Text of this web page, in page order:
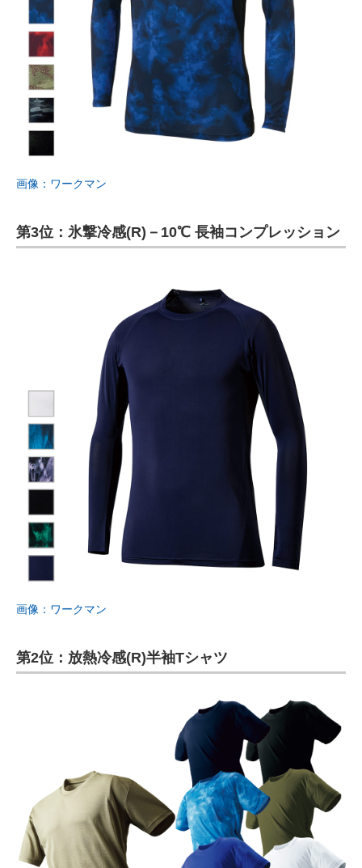
画像：ワークマン
第3位：氷撃冷感(R)－10℃ 長袖コンプレッション
画像：ワークマン
第2位：放熱冷感(R)半袖Tシャツ